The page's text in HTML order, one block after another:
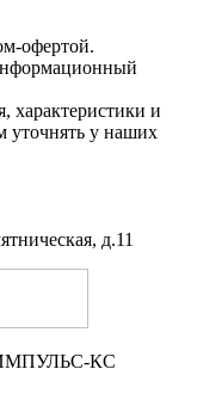
офертой.
характеристики и
уточнять у наших
д.11
ИМПУЛЬС-КС